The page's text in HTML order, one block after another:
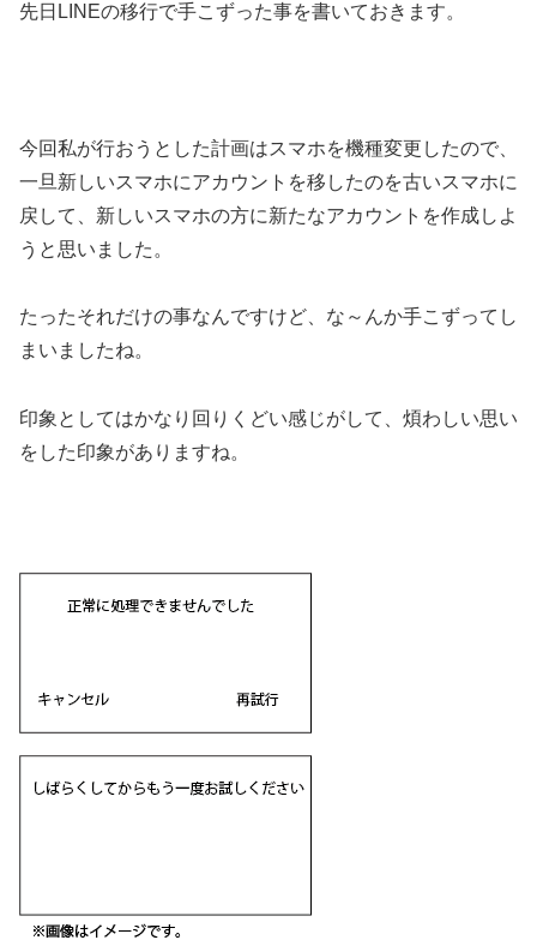
先日LINEの移行で手こずった事を書いておきます。
今回私が行おうとした計画はスマホを機種変更したので、
一旦新しいスマホにアカウントを移したのを古いスマホに
戻して、新しいスマホの方に新たなアカウントを作成しよ
うと思いました。
たったそれだけの事なんですけど、な～んか手こずってし
まいましたね。
印象としてはかなり回りくどい感じがして、煩わしい思い
をした印象がありますね。